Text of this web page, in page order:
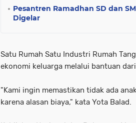
Pesantren Ramadhan SD dan
Digelar
Satu Rumah Satu Industri Rumah
ekonomi keluarga melalui bantuan
"Kami ingin memastikan tidak ada
karena alasan biaya," kata Yota Balad.